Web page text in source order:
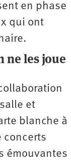
en phase
qui ont
ne les joue
et
blanche à
concerts
émouvantes